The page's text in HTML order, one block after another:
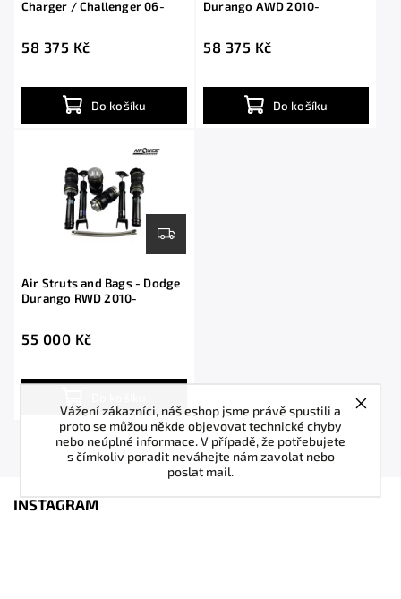
Vážení zákazníci, náš eshop jsme právě spustili a
proto se můžou někde objevovat technické chyby
nebo neúplné informace. V případě, že potřebujete
s čímkoliv poradit neváhejte nám zavolat nebo
poslat mail.
Charger / Challenger 06-
58 375 Kč
Do košíku
Durango AWD 2010-
58 375 Kč
Do košíku
Air Struts and Bags - Dodge
Durango RWD 2010-
55 000 Kč
INSTAGRAM